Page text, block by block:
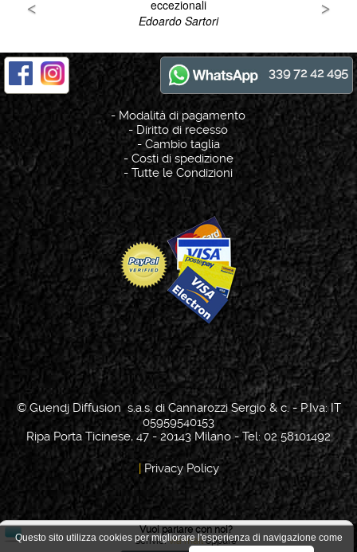
Questo sito utilizza cookies per migliorare l'esperienza di navigazione come
Vuoi parlare con noi?
Scrivicivia mailoppure
339 72 42 495
- Modalità di pagamento
-Diritto di recesso
- Cambio taglia
-Costi di spedizione
-Tutte le Condizioni
© Guendj Diffusion s.a.s. di Cannarozzi Sergio & c. - P.Iva: IT
05959540153
Ripa Porta Ticinese, 47 - 20143 Milano - Tel: 02 58101492
| Privacy Policy